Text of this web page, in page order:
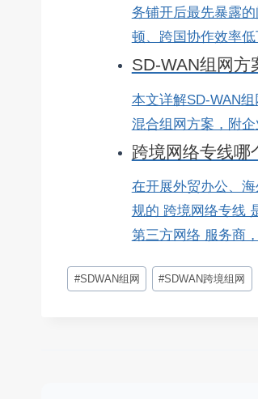
务铺开后最先暴露
顿、跨国协作效率
SD-WAN组网方
本文详解SD-WAN
混合组网方案，附企
跨境网络专线哪
在开展外贸办公、
规的 跨境网络专线
第三方网络 服务商
文
章
#SDWAN组网 #SDWAN跨境组网